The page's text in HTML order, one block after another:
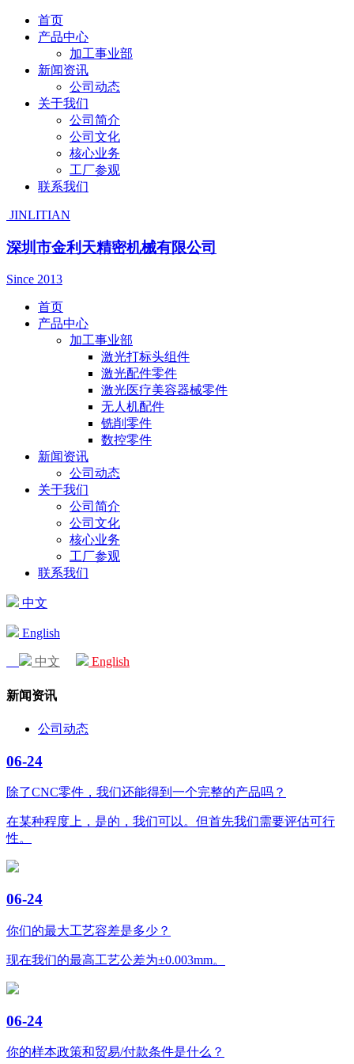
首页
产品中心
加工事业部
新闻资讯
公司动态
关于我们
公司简介
公司文化
核心业务
工厂参观
联系我们
JINLITIAN
深圳市金利天精密机械有限公司
Since 2013
首页
产品中心
加工事业部
激光打标头组件
激光配件零件
激光医疗美容器械零件
无人机配件
铣削零件
数控零件
新闻资讯
公司动态
关于我们
公司简介
公司文化
核心业务
工厂参观
联系我们
中文
English
中文 English
新闻资讯
公司动态
06-24
除了CNC零件，我们还能得到一个完整的产品吗？
在某种程度上，是的，我们可以。但首先我们需要评估可行
性。
06-24
你们的最大工艺容差是多少？
现在我们的最高工艺公差为±0.003mm。
06-24
你的样本政策和贸易/付款条件是什么？